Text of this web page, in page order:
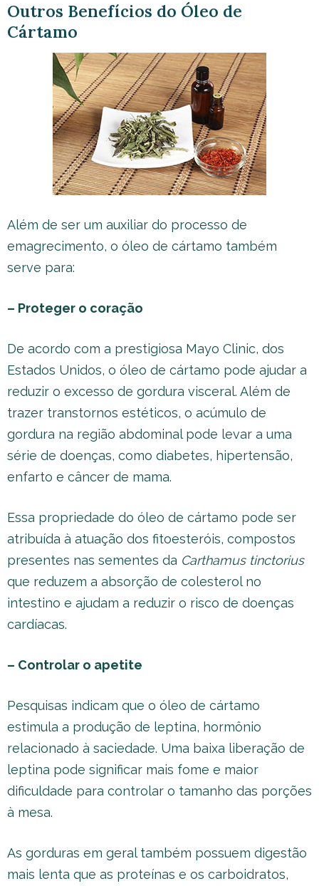
Outros Benefícios do Óleo de
Cártamo
Além de ser um auxiliar do processo de
emagrecimento, o óleo de cártamo também
serve para:
– Proteger o coração
De acordo com a prestigiosa Mayo Clinic, dos
Estados Unidos, o óleo de cártamo pode ajudar a
reduzir o excesso de gordura visceral. Além de
trazer transtornos estéticos, o acúmulo de
gordura na região abdominal pode levar a uma
série de doenças, como diabetes, hipertensão,
enfarto e câncer de mama.
Essa propriedade do óleo de cártamo pode ser
atribuída à atuação dos fitoesteróis, compostos
presentes nas sementes da Carthamus tinctorius
que reduzem a absorção de colesterol no
intestino e ajudam a reduzir o risco de doenças
cardíacas.
– Controlar o apetite
Pesquisas indicam que o óleo de cártamo
estimula a produção de leptina, hormônio
relacionado à saciedade. Uma baixa liberação de
leptina pode significar mais fome e maior
dificuldade para controlar o tamanho das porções
à mesa.
As gorduras em geral também possuem digestão
mais lenta que as proteínas e os carboidratos,